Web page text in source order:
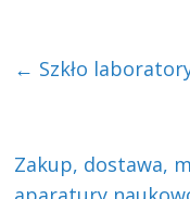
← Szkło
Zakup, dostawa,